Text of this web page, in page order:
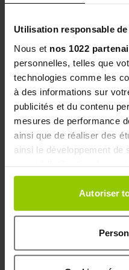
Utilisation responsable
Nous et nos 1022
personnelles, telles que
technologies comme les
à des informations sur
publicités et du contenu
mesures de performance
ainsi que de réaliser des
ainsi le développement de
Vous pouvez modifier ou
tout moment en
cookies ou en cliquant sur
Si vous le permettez,
Collecter des
géographique qui
Autoriser
Marche
30
Vendredi
Renforcement
(poids de
corps)
Samedi
Activité libre
au choix
30
Repos
complet
Renforcement
Développer votremasse
au repos. Les fibres
d'énergie pour
tonique, plus votre corps